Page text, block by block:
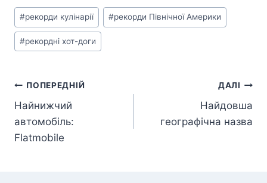
Позначки
запису:
#рекорди кулінарії #рекорди Північної Америки
#рекордні хот-доги
Навігація
записів
ПОПЕРЕДНІЙ
Найнижчий
автомобіль:
Flatmobile
ДАЛІ
Найдовша
географічна назва